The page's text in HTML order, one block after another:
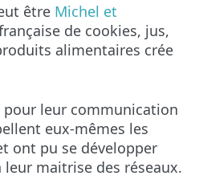
être Michel et
de cookies, jus,
alimentaires crée
pour leur communication
eux-mêmes les
ont pu se développer
maitrise des réseaux.